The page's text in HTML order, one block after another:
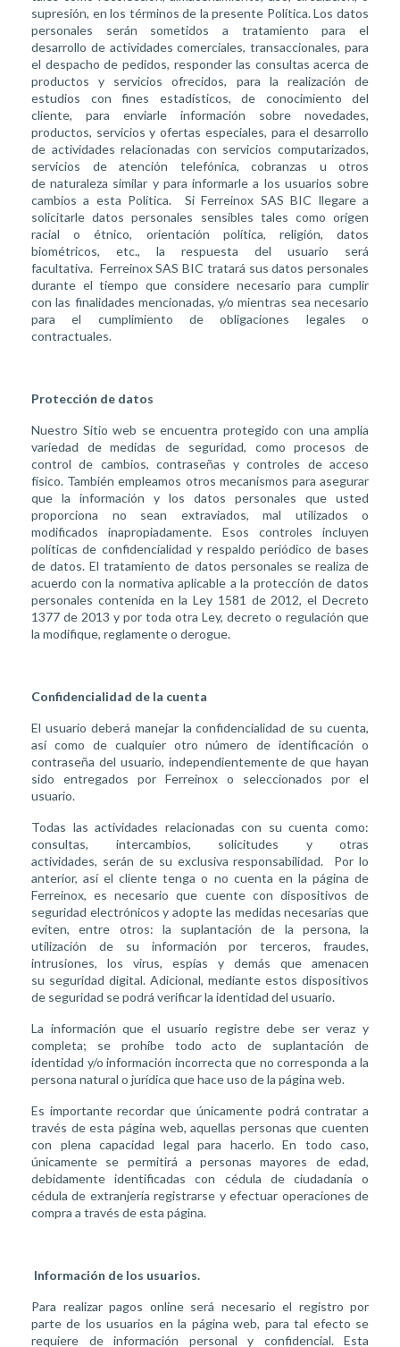
supresión, en los términos de la presente Política. Los datos
personales serán sometidos a tratamiento para el
desarrollo de actividades comerciales, transaccionales, para
el despacho de pedidos, responder las consultas acerca de
productos y servicios ofrecidos, para la realización de
estudios con fines estadísticos, de conocimiento del
cliente, para enviarle información sobre novedades,
productos, servicios y ofertas especiales, para el desarrollo
de actividades relacionadas con servicios computarizados,
servicios de atención telefónica, cobranzas u otros
de naturaleza similar y para informarle a los usuarios sobre
cambios a esta Política. Si Ferreinox SAS BIC llegare a
solicitarle datos personales sensibles tales como origen
racial o étnico, orientación política, religión, datos
biométricos, etc., la respuesta del usuario será
facultativa. Ferreinox SAS BIC tratará sus datos personales
durante el tiempo que considere necesario para cumplir
con las finalidades mencionadas, y/o mientras sea necesario
para el cumplimiento de obligaciones legales o
contractuales.
Protección de datos
Nuestro Sitio web se encuentra protegido con una amplia
variedad de medidas de seguridad, como procesos de
control de cambios, contraseñas y controles de acceso
físico. También empleamos otros mecanismos para asegurar
que la información y los datos personales que usted
proporciona no sean extraviados, mal utilizados o
modificados inapropiadamente. Esos controles incluyen
políticas de confidencialidad y respaldo periódico de bases
de datos. El tratamiento de datos personales se realiza de
acuerdo con la normativa aplicable a la protección de datos
personales contenida en la Ley 1581 de 2012, el Decreto
1377 de 2013 y por toda otra Ley, decreto o regulación que
la modifique, reglamente o derogue.
Confidencialidad de la cuenta
El usuario deberá manejar la confidencialidad de su cuenta,
así como de cualquier otro número de identificación o
contraseña del usuario, independientemente de que hayan
sido entregados por Ferreinox o seleccionados por el
usuario.
Todas las actividades relacionadas con su cuenta como:
consultas, intercambios, solicitudes y otras
actividades, serán de su exclusiva responsabilidad. Por lo
anterior, así el cliente tenga o no cuenta en la página de
Ferreinox, es necesario que cuente con dispositivos de
seguridad electrónicos y adopte las medidas necesarias que
eviten, entre otros: la suplantación de la persona, la
utilización de su información por terceros, fraudes,
intrusiones, los virus, espías y demás que amenacen
su seguridad digital. Adicional, mediante estos dispositivos
de seguridad se podrá verificar la identidad del usuario.
La información que el usuario registre debe ser veraz y
completa; se prohíbe todo acto de suplantación de
identidad y/o información incorrecta que no corresponda a la
persona natural o jurídica que hace uso de la página web.
Es importante recordar que únicamente podrá contratar a
través de esta página web, aquellas personas que cuenten
con plena capacidad legal para hacerlo. En todo caso,
únicamente se permitirá a personas mayores de edad,
debidamente identificadas con cédula de ciudadanía o
cédula de extranjería registrarse y efectuar operaciones de
compra a través de esta página.
Información de los usuarios.
Para realizar pagos online será necesario el registro por
parte de los usuarios en la página web, para tal efecto se
requiere de información personal y confidencial. Esta